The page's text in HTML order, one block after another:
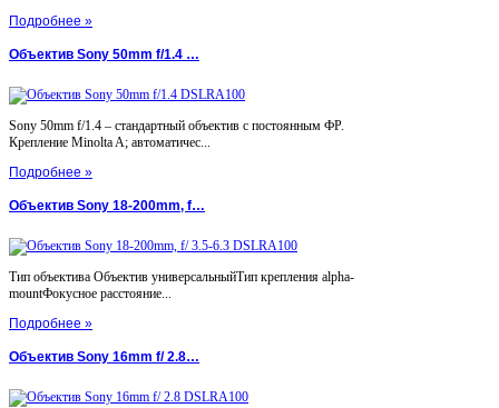
Подробнее »
Объектив Sony 50mm f/1.4 …
Sony 50mm f/1.4 – стандартный объектив с постоянным ФР.
Крепление Minolta A; автоматичес...
Подробнее »
Объектив Sony 18-200mm, f…
Тип объектива Объектив универсальныйТип крепления alpha-
mountФокусное расстояние...
Подробнее »
Объектив Sony 16mm f/ 2.8…